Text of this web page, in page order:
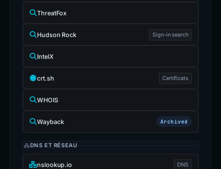
ThreatFox
Hudson Rock Sign-in search
IntelX
crt.sh Certificats
WHOIS
Wayback Archived
DNS ET RÉSEAU
nslookup.io DNS